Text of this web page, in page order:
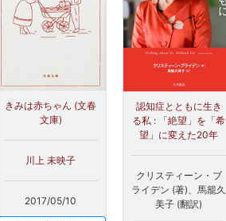
きみは赤ちゃん (文春
文庫)
川上 未映子
2017/05/10
認知症とともに生き
る私 : 「絶望」を「希
望」に変えた20年
クリスティーン・ブ
ライデン (著)、馬籠久
美子 (翻訳)